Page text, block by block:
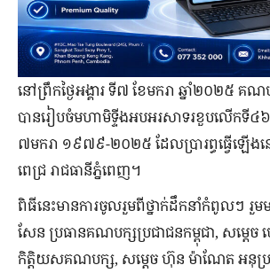
នៅព្រឹកថ្ងៃអង្គារ ទី៧ ខែមករា ឆ្នាំ២០២៥ គណ
បានរៀបចំមហាមិទ្ទីងអបអរសាទរខួបលើកទី៤៦
៧មករា ១៩៧៩-២០២៥ ដែលប្រារព្ធធ្វើឡើ
ពេជ្រ រាជធានីភ្នំពេញ។
ពិធីនេះមានការចូលរួមពីថ្នាក់ដឹកនាំកំពូលៗ រួម
សែន ប្រធានគណបក្សប្រជាជនកម្ពុជា, សម្តេច
កិត្តិ​យស​គណបក្ស, សម្តេច ហ៊ុន ម៉ាណែត អនុ​ប្